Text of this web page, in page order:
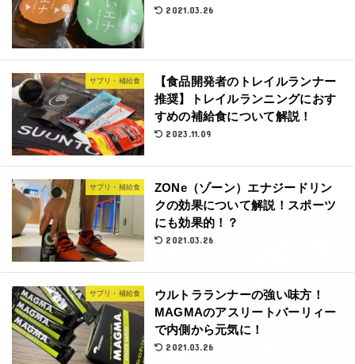
2021.03.26
サプリ・補給食
【食品開発者のトレイルランナー
推奨】トレイルランニングにおす
すめの補給食について解説！
2023.11.09
サプリ・補給食
ZONe（ゾーン）エナジードリン
クの効果について解説！スポーツ
にも効果的！？
2021.03.26
サプリ・補給食
ウルトラランナーの強い味方！
MAGMAのアスリートバーリィー
で内側から元気に！
2021.03.26